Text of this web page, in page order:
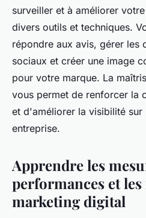
surveiller et à améliorer
divers outils et techniques.
répondre aux avis, gérer les
sociaux et créer une image
pour votre marque. La
vous permet de renforcer la
et d'améliorer la visibilité sur
entreprise.
Apprendre les
performances et
marketing digital